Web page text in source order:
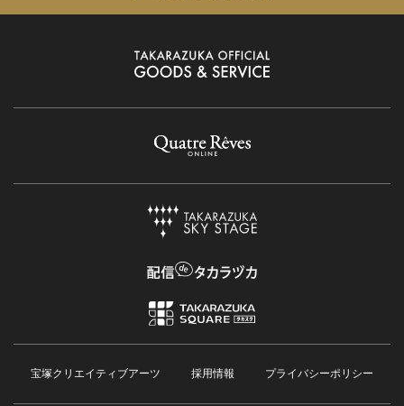
宝塚クリエイティブアーツ 採用情報 プライバシーポリシー